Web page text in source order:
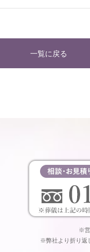
一覧に戻る
※営
※弊社より折り返